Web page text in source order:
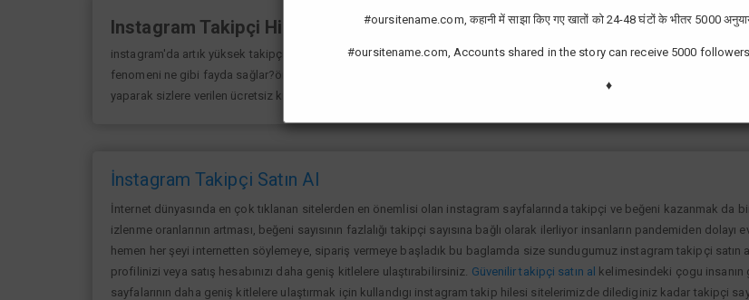
Instagram Takipçi Hilesi
instagram'da artık yüksek takipçi kasmak eskisi kadar zor değil günümüzde bir çok kullanıcının yüksek takipçiye
fenomeni ne gibi fayda sağlar?öncelikle bir çok kişi meslek olarak görmektedir ve geçimlerini bu yoldan
yaparak sizlere verilen ücretsiz kredilerden her gün yararlanıp sayfanızı yüksek seviyelere ulaştırabilirsiniz.
İnstagram Takipçi Satın Al
İnternet dünyasında en çok tıklanan sitelerden en önemlisi olan instagram sayfalarında takipçi ve beğeni kazanmak da
izlenme oranlarının artması, beğeni sayısının fazlalığı takipçi sayısına bağlı olarak ilerliyor insanların pandemiden
hemen her şeyi internetten söylemeye, sipariş vermeye başladık bu baglamda size sundugumuz instagram takipçi
profilinizi veya satış hesabınızı daha geniş kitlelere ulaştırabilirsiniz. Güvenilir takipçi satın al kelimesindeki çogu insanın
sayfalarının daha geniş kitlelere ulaştırmak için kullandıgı instagram takip hilesi sitelerimizde dilediginiz kadar takipçi
#oursitename.com, कहानी में साझा किए गए खातों को 24-48 घंटों के भीतर 5000
#oursitename.com, Accounts shared in the story can receive 5000
♦